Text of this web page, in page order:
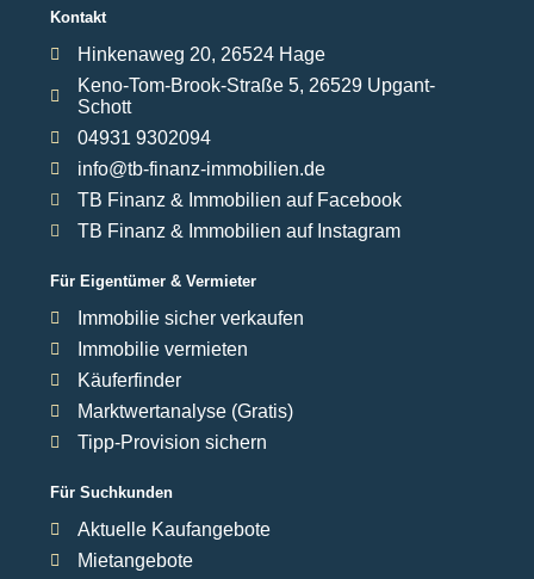
Kontakt
Hinkenaweg 20, 26524 Hage
Keno-Tom-Brook-Straße 5, 26529 Upgant-
Schott
04931 9302094
info@tb-finanz-immobilien.de
TB Finanz & Immobilien auf Facebook
TB Finanz & Immobilien auf Instagram
Für Eigentümer & Vermieter
Immobilie sicher verkaufen
Immobilie vermieten
Käuferfinder
Marktwertanalyse (Gratis)
Tipp-Provision sichern
Für Suchkunden
Aktuelle Kaufangebote
Mietangebote